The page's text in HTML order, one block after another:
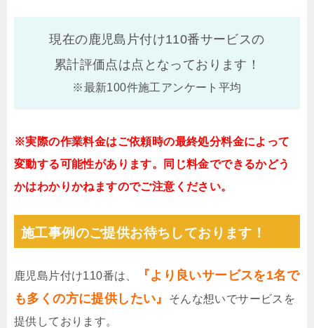
現在の鹿児島片付け110番サービスの
累計評価点は点となっております！
※最新100件施工アンケート平均
※実際の作業料金はご依頼時の最終処分料金によって
変動する可能性があります。同じ料金でできるかどう
かはわかりかねますのでご注意ください。
施工事例のご提供お待ちしております！
鹿児島片付け110番は、
『より良いサービスを1名で
も多くの方に提供したい』
そんな想いでサービスを
提供しております。